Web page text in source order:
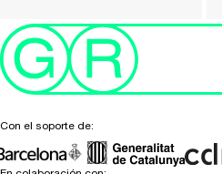
Con el soporte de: